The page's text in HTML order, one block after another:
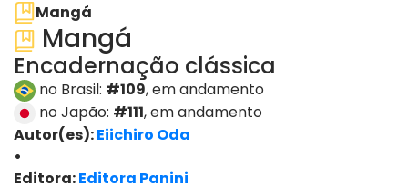
Mangá
Mangá
Encadernação clássica
no Brasil: #109, em andamento
no Japão: #111, em andamento
Autor(es):Eiichiro Oda
•
Editora:Editora Panini